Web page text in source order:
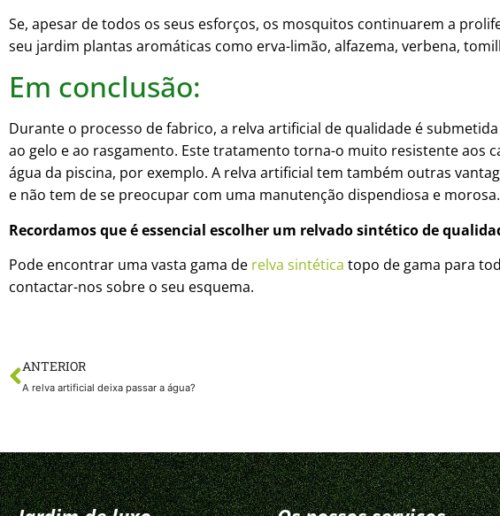
Se, apesar de todos os seus esforços, os mosquitos continuarem a
seu jardim plantas aromáticas como erva-limão, alfazema, verbena,
Em conclusão:
Durante o processo de fabrico, a relva artificial de qualidade é
ao gelo e ao rasgamento. Este tratamento torna-o muito resistente aos
água da piscina, por exemplo. A relva artificial tem também outras
e não tem de se preocupar com uma manutenção dispendiosa e morosa.
Recordamos que é essencial escolher um relvado sintético de
Pode encontrar uma vasta gama de relva sintética topo de gama para
contactar-nos sobre o seu esquema.
ANTERIOR
A relva artificial deixa passar a água?